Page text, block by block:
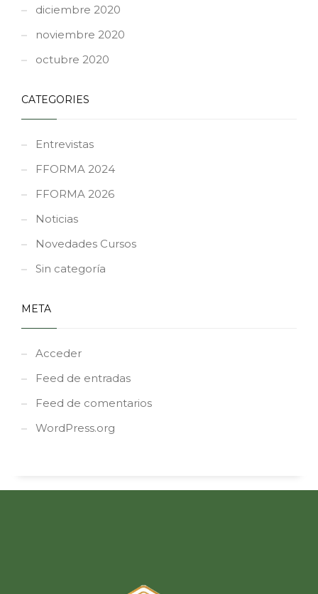
diciembre 2020
noviembre 2020
octubre 2020
CATEGORIES
Entrevistas
FFORMA 2024
FFORMA 2026
Noticias
Novedades Cursos
Sin categoría
META
Acceder
Feed de entradas
Feed de comentarios
WordPress.org